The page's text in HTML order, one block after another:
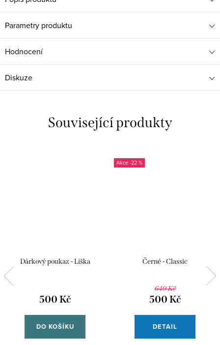
Parametry produktu
Hodnocení
Diskuze
Související produkty
Dárkový poukaz - Liška
500 Kč
DO KOŠÍKU
-22 %
Černé - Classic
649 Kč
500 Kč
DETAIL